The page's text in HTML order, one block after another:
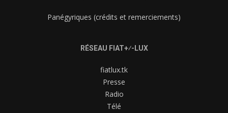
Panégyriques (crédits et remerciements)
RÉSEAU FIAT+⁄-LUX
fiatlux.tk
Presse
Radio
Télé